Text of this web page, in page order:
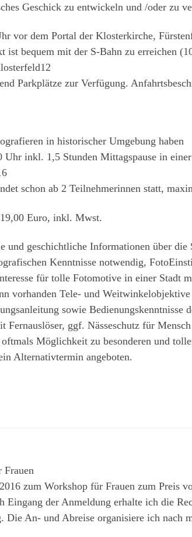
Geschick zu entwickeln und /oder zu
vor dem Portal der Klosterkirche,
bequem mit der S-Bahn zu erreichen
Parkplätze zur Verfügung.
in historischer Umgebung haben
Uhr inkl. 1,5 Stunden Mittagspause in
schon ab 2 Teilnehmerinnen statt,
Euro, inkl. Mwst.
und geschichtliche Informationen über die
Kenntnisse notwendig,
für tolle Fotomotive in einer Stadt
vorhanden Tele- und Weitwinkelobjektive
sowie Bedienungskenntnisse
Fernauslöser, ggf. Nässeschutz für
Möglichkeit zu besonderen und
Alternativtermin angeboten.
Frauen
zum Workshop für Frauen zum
der Anmeldung erhalte ich die
Die An- und Abreise organisiere ich nach